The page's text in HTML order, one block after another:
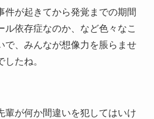
件が起きてから発覚までの期間
ル依存症なのか、など色々なこ
で、みんなが想像力を脹らませ
たね。
輩が何か間違いを犯してはいけ